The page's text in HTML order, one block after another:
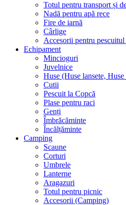
Totul pentru transport și
Nadă pentru apă rece
Fire de iarnă
Cârlige
Accesorii pentru pescuitul
Echipament
Mincioguri
Juvelnice
Huse (Huse lansete,
Cutii
Pescuit la Copcă
Plase pentru raci
Genți
Îmbrăcăminte
Încălțăminte
Camping
Scaune
Corturi
Umbrele
Lanterne
Aragazuri
Totul pentru picnic
Accesorii (Camping)